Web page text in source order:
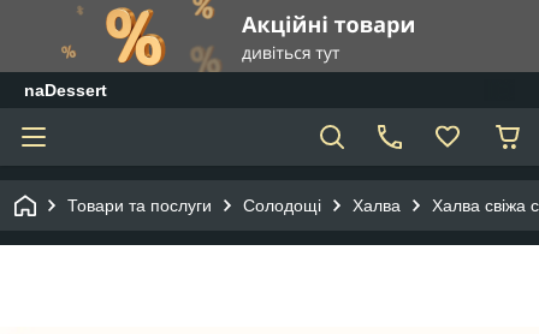
naDessert
Товари та послуги Солодощі Халва Халва свіжа